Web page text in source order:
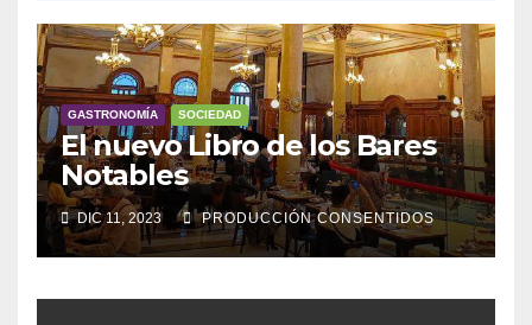
GASTRONOMÍA SOCIEDAD
El nuevo Libro de los Bares
Notables
DIC 11, 2023 PRODUCCIÓN CONSENTIDOS